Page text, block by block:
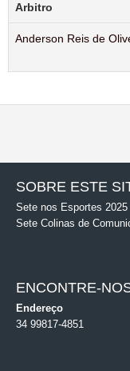
Arbitro
Anderson Reis de
SOBRE ESTE
Sete nos Esportes
Sete Colinas de
ENCONTRE-
Endereço
34 99817-4851